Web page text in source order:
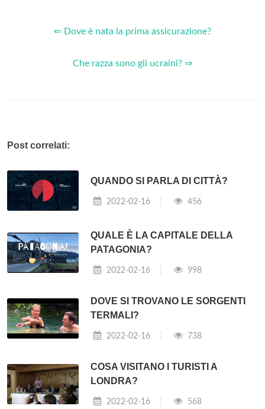
⇐ Dove è nata la prima assicurazione?
Che razza sono gli ucraini? ⇒
Post correlati:
QUANDO SI PARLA DI CITTÀ?
2022-02-16 456
QUALE È LA CAPITALE DELLA
PATAGONIA?
2022-02-16 998
DOVE SI TROVANO LE SORGENTI
TERMALI?
2022-02-16 738
COSA VISITANO I TURISTI A
LONDRA?
2022-02-16 568